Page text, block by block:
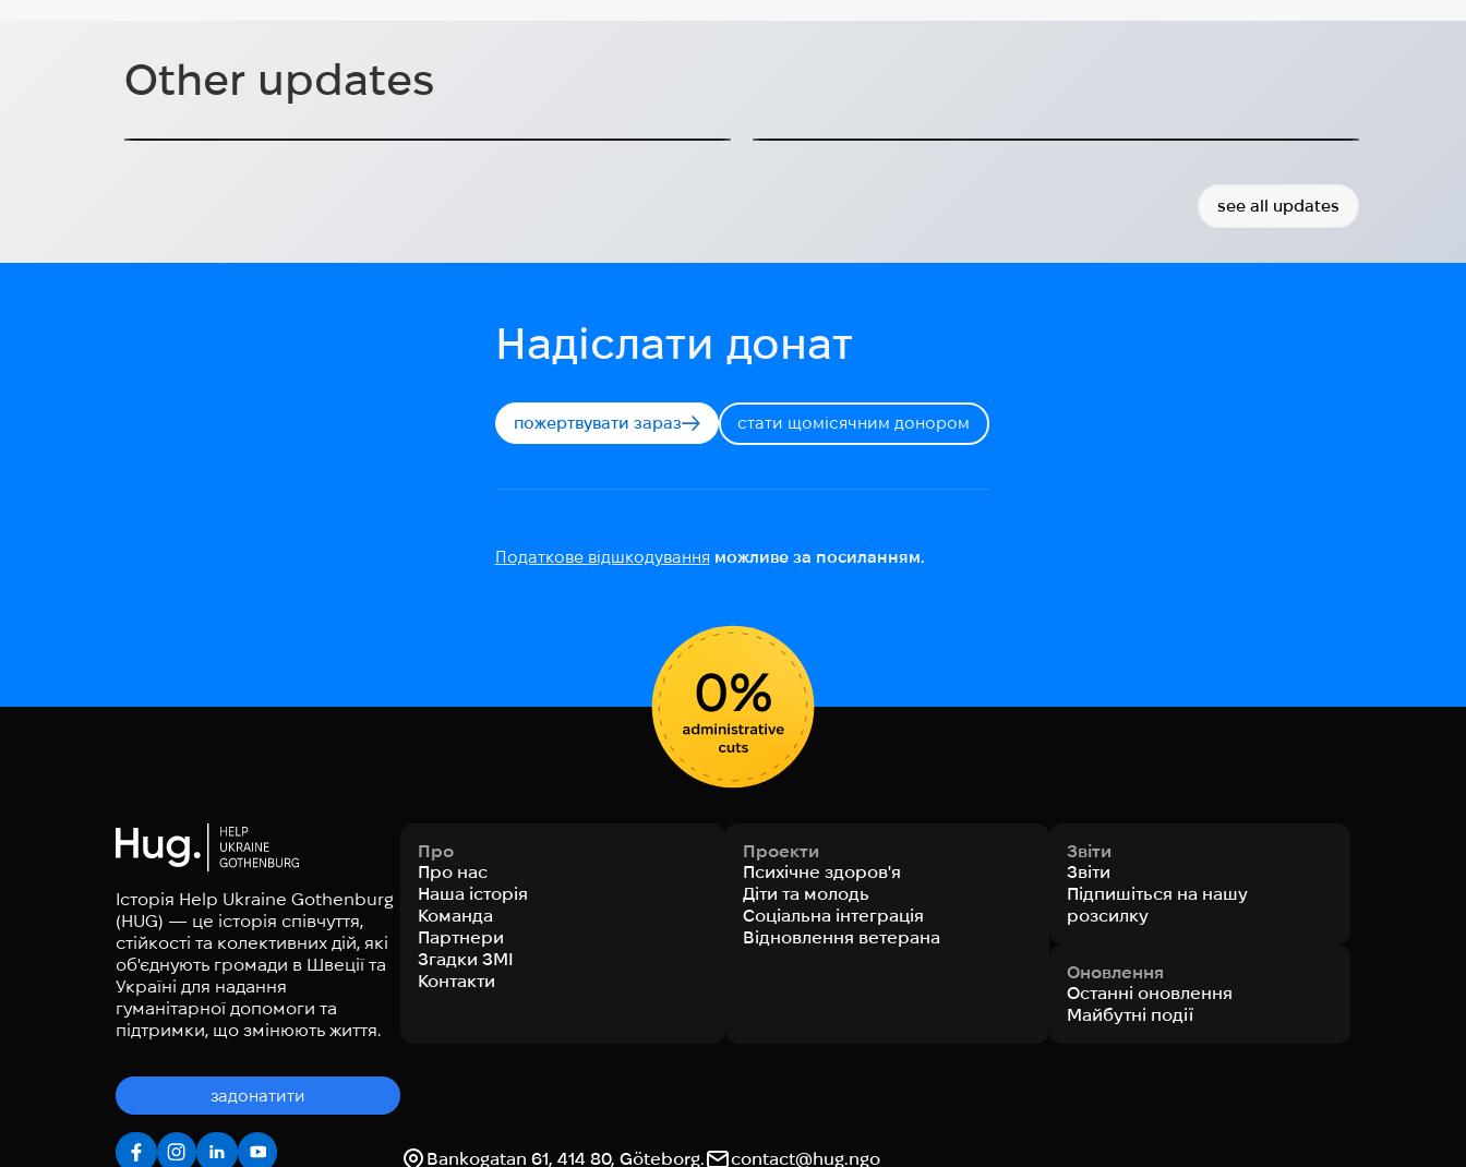
Other updates
Що відбувається з українськими біженцями?
Марія Мельник представляла Hug на Samsnack.
see all updates
Надіслати донат
пожертвувати зараз стати щомісячним донором
Податкове відшкодування можливе за посиланням.
Історія Help Ukraine Gothenburg
(HUG) — це історія співчуття,
стійкості та колективних дій, які
об'єднують громади в Швеції та
Україні для надання
гуманітарної допомоги та
підтримки, що змінюють життя.
задонатити
Про
Про нас
Наша історія
Команда
Партнери
Згадки ЗМІ
Контакти
Проекти
Психічне здоров'я
Діти та молодь
Соціальна інтеграція
Відновлення ветерана
Звіти
Звіти
Підпишіться на нашу
розсилку
Оновлення
Останні оновлення
Майбутні події
Bankogatan 61, 414 80, Göteborg. contact@hug.ngo